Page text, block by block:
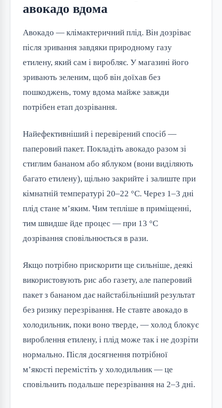
авокадо вдома
Авокадо — клімактеричний плід. Він дозріває
після зривання завдяки природному газу
етилену, який сам і виробляє. У магазині його
зривають зеленим, щоб він доїхав без
пошкоджень, тому вдома майже завжди
потрібен етап дозрівання.
Найефективніший і перевірений спосіб —
паперовий пакет. Покладіть авокадо разом зі
стиглим бананом або яблуком (вони виділяють
багато етилену), щільно закрийте і залиште при
кімнатній температурі 20–22 °C. Через 1–3 дні
плід стане м’яким. Чим тепліше в приміщенні,
тим швидше йде процес — при 13 °C
дозрівання сповільнюється в рази.
Якщо потрібно прискорити ще сильніше, деякі
використовують рис або газету, але паперовий
пакет з бананом дає найстабільніший результат
без ризику перезрівання. Не ставте авокадо в
холодильник, поки воно тверде, — холод блокує
вироблення етилену, і плід може так і не дозріти
нормально. Після досягнення потрібної
м’якості перемістіть у холодильник — це
сповільнить подальше перезрівання на 2–3 дні.